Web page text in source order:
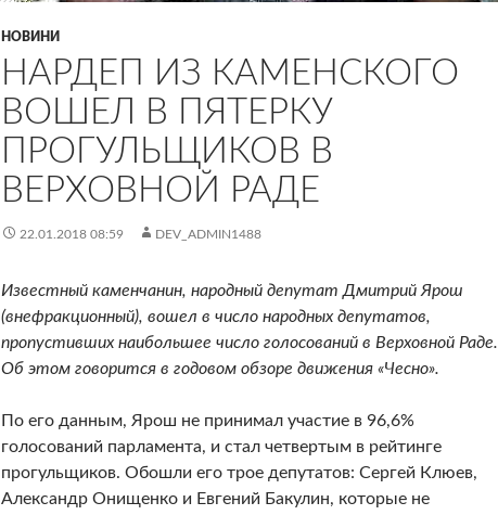
НОВИНИ
НАРДЕП ИЗ КАМЕНСКОГО
ВОШЕЛ В ПЯТЕРКУ
ПРОГУЛЬЩИКОВ В
ВЕРХОВНОЙ РАДЕ
22.01.2018 08:59 DEV_ADMIN1488
Известный каменчанин, народный депутат Дмитрий Ярош
(внефракционный), вошел в число народных депутатов,
пропустивших наибольшее число голосований в Верховной Раде.
Об этом говорится в годовом обзоре движения «Чесно».
По его данным, Ярош не принимал участие в 96,6%
голосований парламента, и стал четвертым в рейтинге
прогульщиков. Обошли его трое депутатов: Сергей Клюев,
Александр Онищенко и Евгений Бакулин, которые не